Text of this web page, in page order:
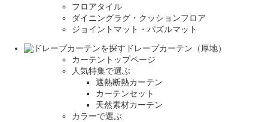
フロアタイル
ダイニングラグ・クッションフロア
ジョイントマット・パズルマット
ドレープカーテン（厚地）
カーテントップページ
人気特集で選ぶ
遮熱断熱カーテン
カーテンセット
天然素材カーテン
カラーで選ぶ